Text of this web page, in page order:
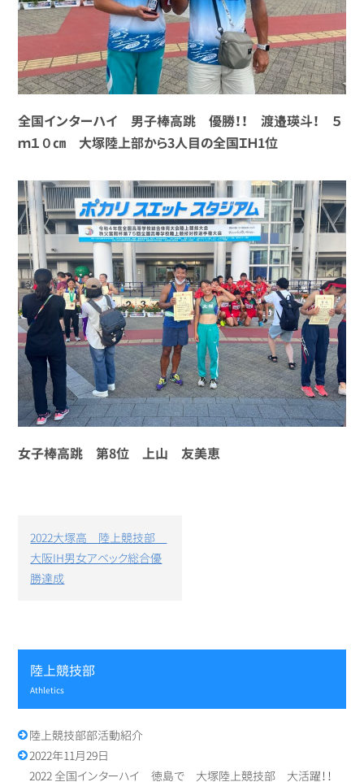
全国インターハイ 男子棒高跳 優勝！！
渡邉瑛斗！ ５
ｍ１０㎝ 大塚陸上部から3人目の全国ＩＨ1位
女子棒高跳 第8位 上山 友美恵
稿
ョ
2022大塚高 陸上競技部
大阪IH男女アベック総合優
勝達成
陸上競技部
athletics
陸上競技部部活動紹介
2022年11月29日
2022 全国インターハイ 徳島で 大塚陸上競技部 大活躍！！